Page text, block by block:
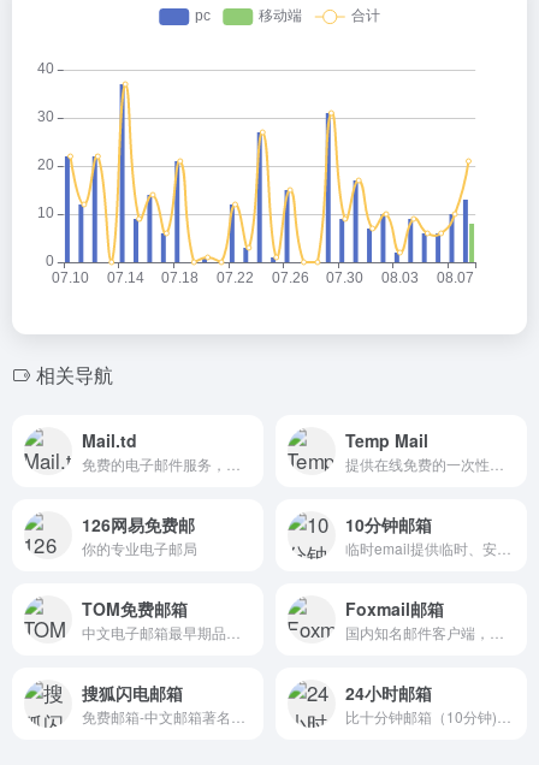
相关导航
Mail.td Temp Mail
126网易免费邮
你的专业电子邮局
10分钟邮箱
TOM免费邮箱 Foxmail邮箱
搜狐闪电邮箱 24小时邮箱